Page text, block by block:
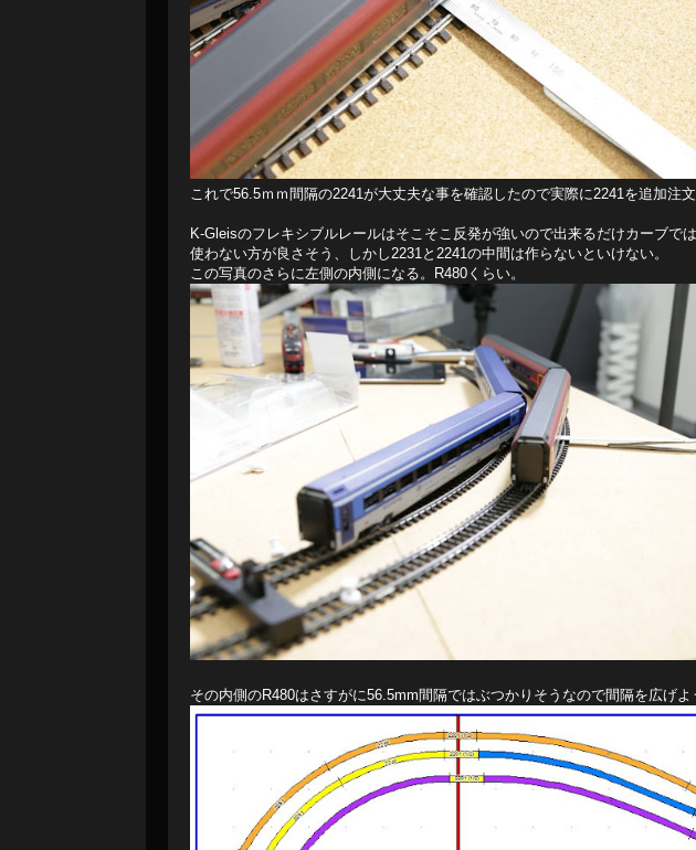
これで56.5ｍｍ間隔の2241が大丈夫な事を確認したので実際に2241を追加注文
K-Gleisのフレキシブルレールはそこそこ反発が強いので出来るだけカーブでは
使わない方が良さそう、しかし2231と2241の中間は作らないといけない。
この写真のさらに左側の内側になる。R480くらい。
その内側のR480はさすがに56.5mm間隔ではぶつかりそうなので間隔を広げよ